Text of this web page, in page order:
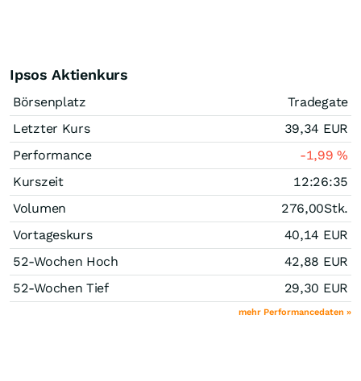
Ipsos Aktienkurs
Börsenplatz
Tradegate
Letzter Kurs
39,34 EUR
Performance
-1,99%
Kurszeit
12:26:35
Volumen
276,00Stk.
Vortageskurs
40,14 EUR
52-Wochen Hoch
42,88 EUR
52-Wochen Tief
29,30 EUR
mehr Performancedaten »